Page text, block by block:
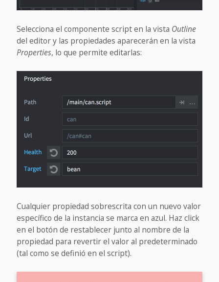
Selecciona el componente script en la vista Outline
del editor y las propiedades aparecerán en la vista
Properties, lo que permite editarlas:
Cualquier propiedad sobrescrita con un nuevo valor
específico de la instancia se marca en azul. Haz click
en el botón de restablecer junto al nombre de la
propiedad para revertir el valor al predeterminado
(tal como se definió en el script).